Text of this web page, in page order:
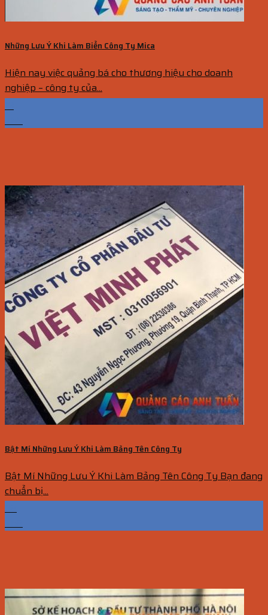
Những Lưu Ý Khi Làm Biển Công Ty Mica
Hiện nay việc quảng bá cho thương hiệu cho doanh
nghiệp – công ty của...
Bật Mí Những Lưu Ý Khi Làm Bảng Tên Công Ty
Bật Mí Những Lưu Ý Khi Làm Bảng Tên Công Ty Bạn đang
chuẩn bị...
08
Th8